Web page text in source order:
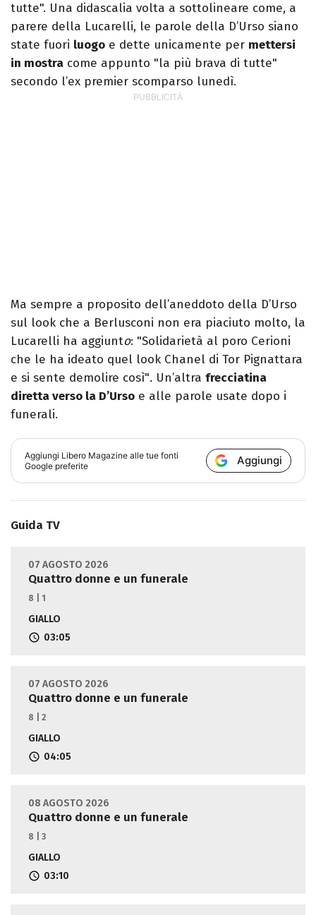
tutte". Una didascalia volta a sottolineare come, a
parere della Lucarelli, le parole della D’Urso siano
state fuori luogo e dette unicamente per mettersi
in mostra come appunto "la più brava di tutte"
secondo l’ex premier scomparso lunedì.
Ma sempre a proposito dell’aneddoto della D’Urso
sul look che a Berlusconi non era piaciuto molto, la
Lucarelli ha aggiunto: "Solidarietà al poro Cerioni
che le ha ideato quel look Chanel di Tor Pignattara
e si sente demolire così". Un’altra frecciatina
diretta verso la D’Urso e alle parole usate dopo i
funerali.
Aggiungi Libero Magazine alle tue fonti
Google preferite
Aggiungi
Guida TV
07 AGOSTO 2026
Quattro donne e un funerale
8 | 1
GIALLO
03:05
07 AGOSTO 2026
Quattro donne e un funerale
8 | 2
GIALLO
04:05
08 AGOSTO 2026
Quattro donne e un funerale
8 | 3
GIALLO
03:10